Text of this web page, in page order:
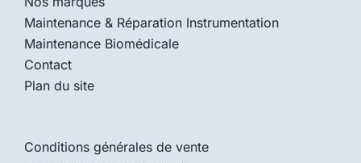
Maintenance & Réparation Instrumentation
Maintenance Biomédicale
Contact
Plan du site
Conditions générales de vente